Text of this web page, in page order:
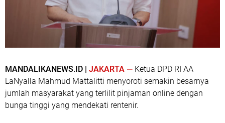
MANDALIKANEWS.ID | JAKARTA — Ketua DPD RI AA
LaNyalla Mahmud Mattalitti menyoroti semakin besarnya
jumlah masyarakat yang terlilit pinjaman online dengan
bunga tinggi yang mendekati rentenir.